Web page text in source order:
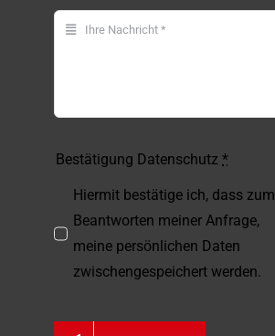
Bestätigung Datenschutz *
Hiermit bestätige ich, dass zum
Beantworten meiner Anfrage,
meine persönlichen Daten
zwischengespeichert werden.